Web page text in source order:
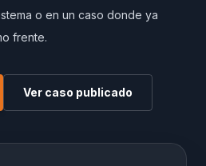
o en un caso donde ya
frente.
Ver caso publicado